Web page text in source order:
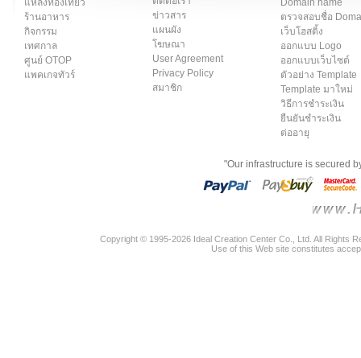
แหล่งท่องเที่ยว
ร้านอาหาร
กิจกรรม
เทศกาล
ศูนย์ OTOP
แพคเกจทัวร์
ข่าวสาร
แผนผัง
โฆษณา
User Agreement
Privacy Policy
สมาชิก
Domain name
ตรวจสอบชื่อ
เว็บโฮสติ้ง
ออกแบบ Logo
ออกแบบเว็บไซต์
ตัวอย่าง Template
Template มาใหม่
วิธีการชำระเงิน
ยืนยันชำระเงิน
ต่ออายุ
"Our infrastructure is secured
Copyright © 1995-2026 Ideal Creation Center Co., Ltd. All Rights
Use of this Web site constitutes